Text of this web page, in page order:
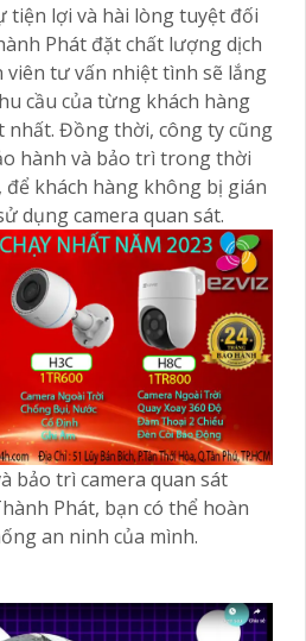
tiện lợi và hài lòng tuyệt đối
Phát đặt chất lượng dịch
viên tư vấn nhiệt tình sẽ lắng
cầu của từng khách hàng
nhất. Đồng thời, công ty cũng
hành và bảo trì trong thời
khách hàng không bị gián
dụng camera quan sát.
bảo trì camera quan sát
Phát, bạn có thể hoàn
an ninh của mình.